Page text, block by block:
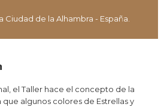
Ciudad de la Alhambra - España.
el Taller hace el concepto de la
algunos colores de Estrellas y